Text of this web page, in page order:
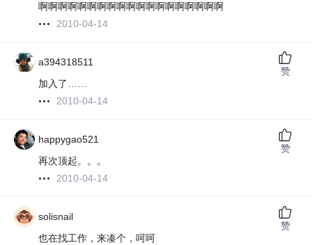
啊啊啊啊啊啊啊啊啊啊啊啊啊啊啊啊啊啊啊
2010-04-14
a394318511
加入了……
2010-04-14
赞
happygao521
再次顶起。。。
2010-04-14
赞
solisnail
也在找工作，来凑个，呵呵
赞